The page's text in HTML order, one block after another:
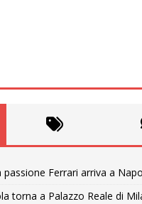
passione Ferrari arriva a
torna a Palazzo Reale di